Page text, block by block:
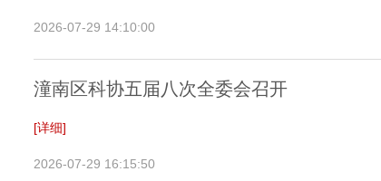
2026-07-29 14:10:00
潼南区科协五届八次全委会召开
[详细]
2026-07-29 16:15:50